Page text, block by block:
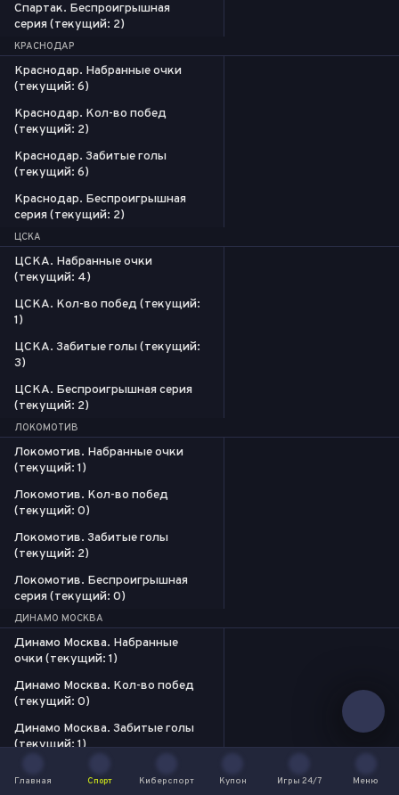
Спартак. Беспроигрышная
серия (текущий: 2)
КРАСНОДАР
Краснодар. Набранные очки
(текущий: 6)
Краснодар. Кол-во побед
(текущий: 2)
Краснодар. Забитые голы
(текущий: 6)
Краснодар. Беспроигрышная
серия (текущий: 2)
ЦСКА
ЦСКА. Набранные очки
(текущий: 4)
ЦСКА. Кол-во побед (текущий:
1)
ЦСКА. Забитые голы (текущий:
3)
ЦСКА. Беспроигрышная серия
(текущий: 2)
ЛОКОМОТИВ
Локомотив. Набранные очки
(текущий: 1)
Локомотив. Кол-во побед
(текущий: 0)
Локомотив. Забитые голы
(текущий: 2)
Локомотив. Беспроигрышная
серия (текущий: 0)
ДИНАМО МОСКВА
Динамо Москва. Набранные
очки (текущий: 1)
Динамо Москва. Кол-во побед
(текущий: 0)
Динамо Москва. Забитые голы
(текущий: 1)
Беспроигрышная серия
Главная
Спорт
Киберспорт
Купон
Игры 24/7
Меню